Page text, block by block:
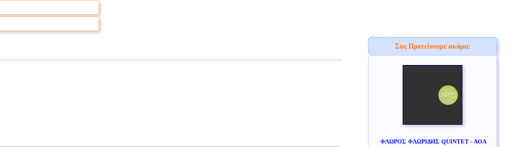
Σας Προτείνουμε ακόμα:
ΦΛΩΡΟΣ ΦΛΩΡΙΔΗΣ QUINTET - AOA